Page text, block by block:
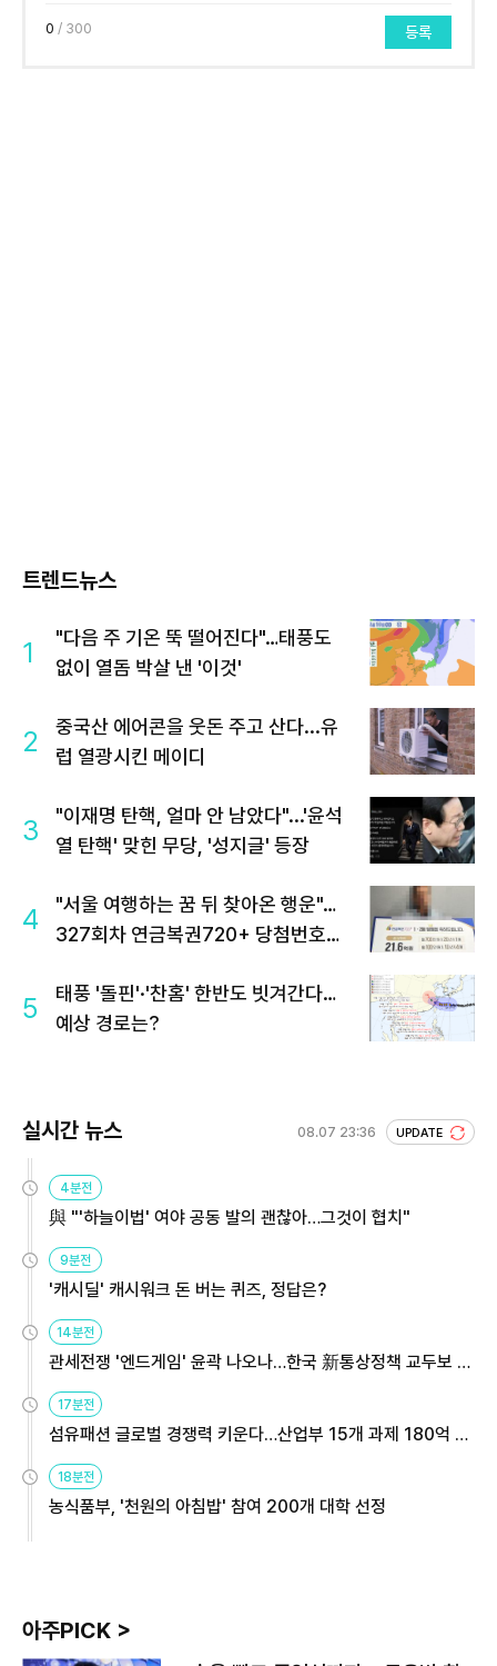
0 / 300 등록
트렌드뉴스
1
"다음 주 기온 뚝 떨어진다"…태풍도
없이 열돔 박살 낸 '이것'
2
중국산 에어콘을 웃돈 주고 산다...유
럽 열광시킨 메이디
3
"이재명 탄핵, 얼마 안 남았다"...'윤석
열 탄핵' 맞힌 무당, '성지글' 등장
4
"서울 여행하는 꿈 뒤 찾아온 행운"…
327회차 연금복권720+ 당첨번호조
5
태풍 '돌핀'·'찬홈' 한반도 빗겨간다…
예상 경로는?
실시간 뉴스 08.07 23:36 UPDATE
4분전
與 "'하늘이법' 여야 공동 발의 괜찮아…그것이 협치"
9분전
'캐시딜' 캐시워크 돈 버는 퀴즈, 정답은?
14분전
관세전쟁 '엔드게임' 윤곽 나오나…한국 新통상정책 교두보 활
용해야
17분전
섬유패션 글로벌 경쟁력 키운다…산업부 15개 과제 180억 지
원
18분전
농식품부, '천원의 아침밥' 참여 200개 대학 선정
아주PICK >